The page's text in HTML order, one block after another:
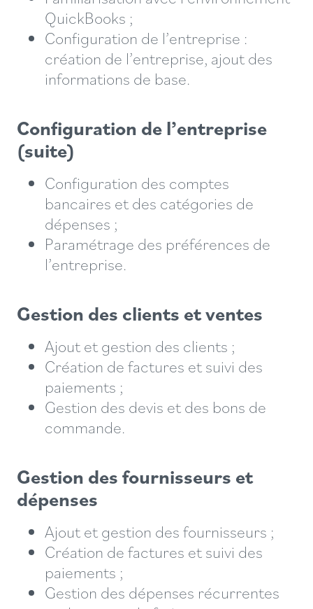
QuickBooks ;
Configuration de l’entreprise :
création de l’entreprise, ajout des
informations de base.
Configuration de l’entreprise
(suite)
Configuration des comptes
bancaires et des catégories de
dépenses ;
Paramétrage des préférences de
l’entreprise.
Gestion des clients et ventes
Ajout et gestion des clients ;
Création de factures et suivi des
paiements ;
Gestion des devis et des bons de
commande.
Gestion des fournisseurs et
dépenses
Ajout et gestion des fournisseurs ;
Création de factures et suivi des
paiements ;
Gestion des dépenses récurrentes